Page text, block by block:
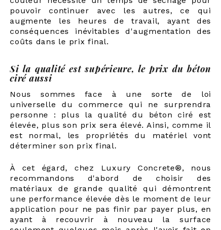
pouvoir continuer avec les autres, ce qui
augmente les heures de travail, ayant des
conséquences inévitables d'augmentation des
coûts dans le prix final.
Si la qualité est supérieure, le prix du béton
ciré aussi
Nous sommes face à une sorte de loi
universelle du commerce qui ne surprendra
personne : plus la qualité du béton ciré est
élevée, plus son prix sera élevé. Ainsi, comme il
est normal, les propriétés du matériel vont
déterminer son prix final.
À cet égard, chez Luxury Concrete®, nous
recommandons d'abord de choisir des
matériaux de grande qualité qui démontrent
une performance élevée dès le moment de leur
application pour ne pas finir par payer plus, en
ayant à recouvrir à nouveau la surface